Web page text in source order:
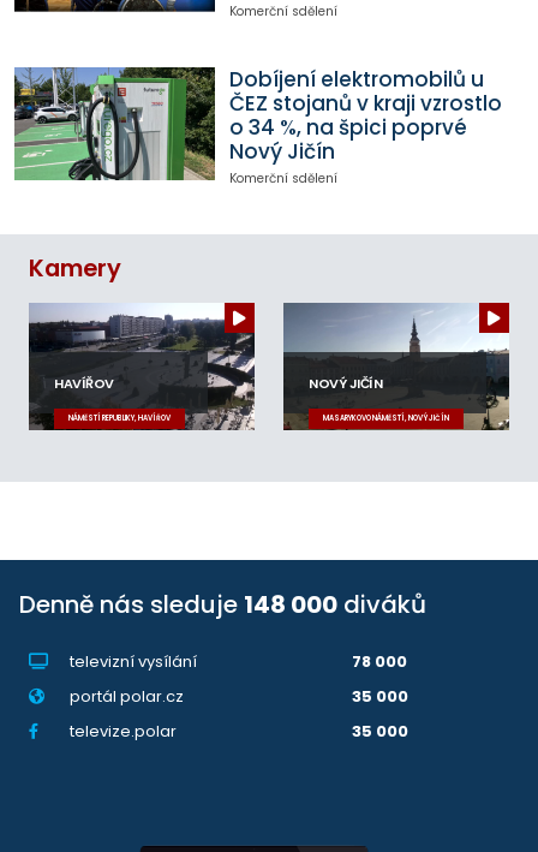
Komerční sdělení
Dobíjení elektromobilů u
ČEZ stojanů v kraji vzrostlo
o 34 %, na špici poprvé
Nový Jičín
Komerční sdělení
Kamery
HAVÍŘOV
NÁMĚSTÍ REPUBLIKY, HAVÍŘOV
NOVÝ JIČÍN
MASARYKOVO NÁMĚSTÍ, NOVÝ JIČÍN
Denně nás sleduje 148 000 diváků
televizní vysílání
78 000
portál polar.cz
35 000
televize.polar
35 000